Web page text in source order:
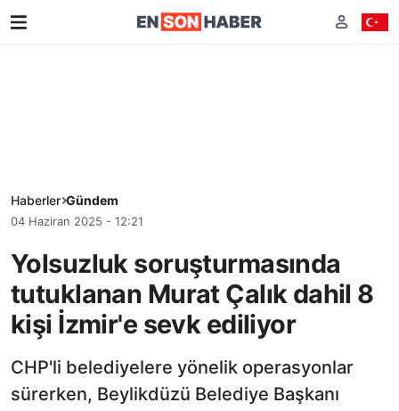
Haberler Gündem
04 Haziran 2025 - 12:21
Yolsuzluk soruşturmasında
tutuklanan Murat Çalık dahil 8
kişi İzmir'e sevk ediliyor
CHP'li belediyelere yönelik operasyonlar
sürerken, Beylikdüzü Belediye Başkanı